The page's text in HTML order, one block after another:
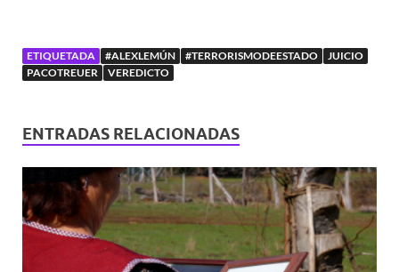
ETIQUETADA #ALEXLEMÚN #TERRORISMODEESTADO
JUICIO
PACOTREUER
VEREDICTO
ENTRADAS RELACIONADAS